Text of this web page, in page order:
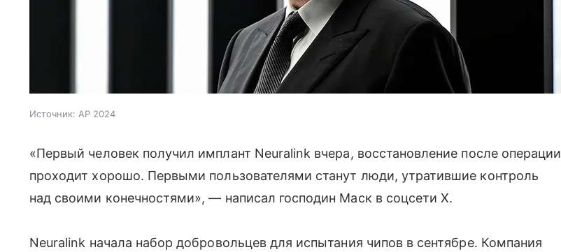
Источник: AP 2024
«Первый человек получил имплант Neuralink вчера, восстановление после операции
проходит хорошо. Первыми пользователями станут люди, утратившие контроль
над своими конечностями», — написал господин Маск в соцсети X.
Neuralink начала набор добровольцев для испытания чипов в сентябре. Компания